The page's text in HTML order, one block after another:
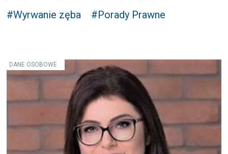
#Wyrwanie zęba #Porady Prawne
DANE OSOBOWE